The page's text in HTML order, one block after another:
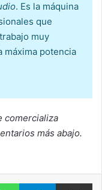
. Es la máquina
que
muy
máxima potencia
comercializa
más abajo.
WhatsAppTelegram